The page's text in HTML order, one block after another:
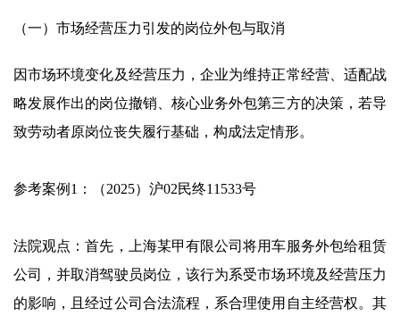
（一）市场经营压力引发的岗位外包与取消
因市场环境变化及经营压力，企业为维持正常经营、适配战
略发展作出的岗位撤销、核心业务外包第三方的决策，若导
致劳动者原岗位丧失履行基础，构成法定情形。
参考案例1：（2025）沪02民终11533号
法院观点：首先，上海某甲有限公司将用车服务外包给租赁
公司，并取消驾驶员岗位，该行为系受市场环境及经营压力
的影响，且经过公司合法流程，系合理使用自主经营权。其